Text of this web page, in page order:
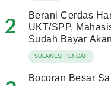
2
Berani Cerdas
UKT/SPP,
Sudah Bayar
SULAWESI TENGAH
Bocoran Besar